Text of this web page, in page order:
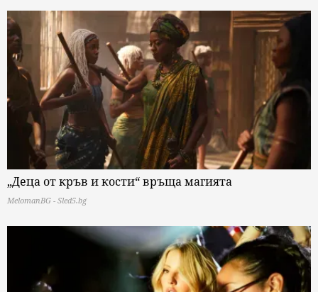
„Деца от кръв и кости“ връща магията
MelomanBG - Sled5.bg